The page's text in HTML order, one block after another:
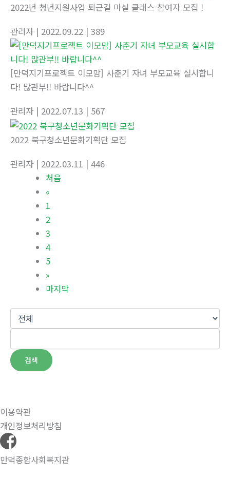
2022년 청년지원사업 퇴근길 마실 클래스 참여자 모집 !
관리자 | 2022.09.22 | 389
[만덕지기프로젝트 이모맘] 사춘기 자녀 부모교육 실시합니
다! 많관부!! 바랍니다^^
관리자 | 2022.07.13 | 567
2022 북구청소년문화기획단 모집
관리자 | 2022.03.11 | 446
처음
«
1
2
3
4
5
»
마지막
검색
이용약관
개인정보처리방침
만덕종합사회복지관